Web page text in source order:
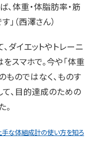
、体重・体脂肪率・筋
（西澤さん）
ダイエットやトレーニ
スマホで。今や「体重
のではなく、ものす
て、目的達成のための
手な体組成計の使い方を知ろ